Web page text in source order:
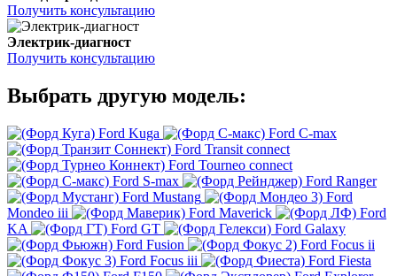
Получить консультацию
Электрик-диагност
Получить консультацию
Выбрать другую модель:
Ford Kuga
Ford C-max
Ford Transit connect
Ford Tourneo connect
Ford S-max
Ford Ranger
Ford Mustang
Ford
Mondeo iii
Ford Maverick
Ford
KA
Ford GT
Ford Galaxy
Ford Fusion
Ford Focus ii
Ford Focus iii
Ford Fiesta